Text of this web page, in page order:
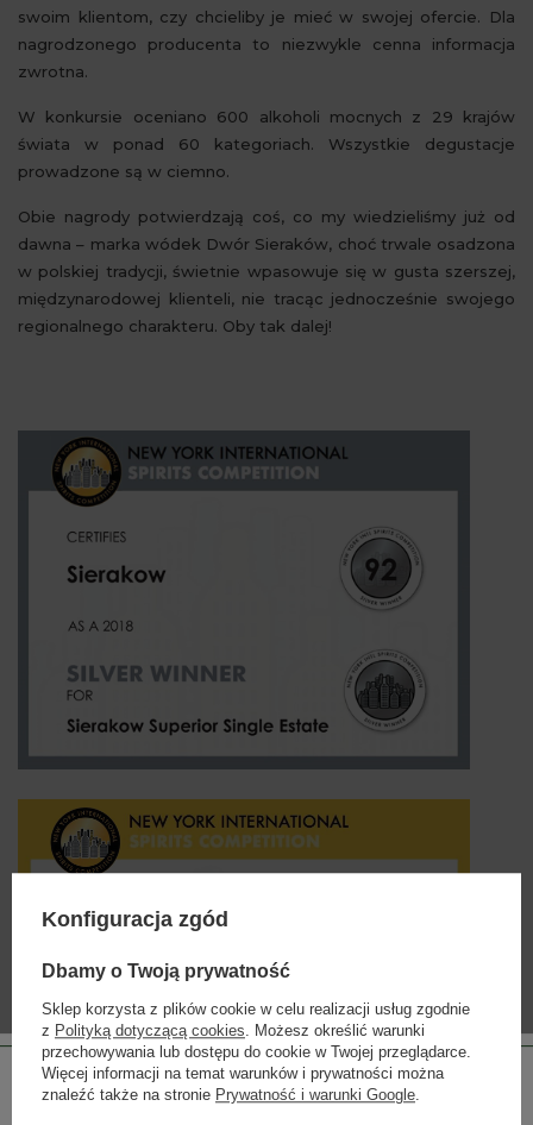
swoim klientom, czy chcieliby je mieć w swojej ofercie. Dla
nagrodzonego producenta to niezwykle cenna informacja
zwrotna.
W konkursie oceniano 600 alkoholi mocnych z 29 krajów
świata w ponad 60 kategoriach. Wszystkie degustacje
prowadzone są w ciemno.
Obie nagrody potwierdzają coś, co my wiedzieliśmy już od
dawna – marka wódek Dwór Sieraków, choć trwale osadzona
w polskiej tradycji, świetnie wpasowuje się w gusta szerszej,
międzynarodowej klienteli, nie tracąc jednocześnie swojego
regionalnego charakteru. Oby tak dalej!
Konfiguracja zgód
Dbamy o Twoją prywatność
Sklep korzysta z plików cookie w celu realizacji usług zgodnie
z Polityką dotyczącą cookies . Możesz określić warunki
przechowywania lub dostępu do cookie w Twojej przeglądarce.
Więcej informacji na temat warunków i prywatności można
znaleźć także na stronie Prywatność i warunki Google